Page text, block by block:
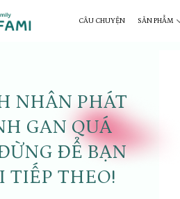
CÂU CHUYỆN SẢN PHẨM
NHÂN PHÁT
GAN QUÁ
ĐỂ BẠN
TIẾP THEO!